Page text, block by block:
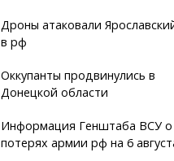
Дроны атаковали
в рф
Оккупанты продвинулись в
Донецкой области
Информация Генштаба ВСУ о
потерях армии рф на 6